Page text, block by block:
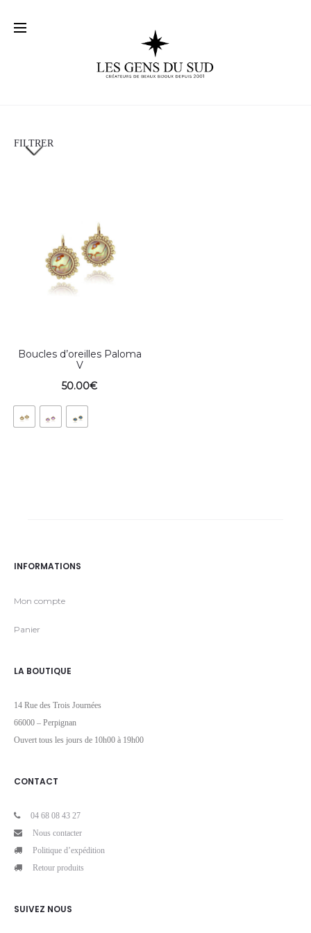
FILTRER
Boucles d’oreilles Paloma
V
50.00€
INFORMATIONS
Mon compte
Panier
LA BOUTIQUE
14 Rue des Trois Journées
66000 – Perpignan
Ouvert tous les jours de 10h00 à 19h00
CONTACT
04 68 08 43 27
Nous contacter
Politique d’expédition
Retour produits
SUIVEZ NOUS